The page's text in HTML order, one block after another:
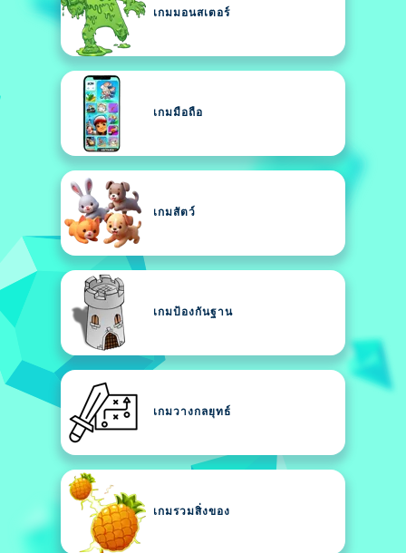
เกมมอนสเตอร์
เกมมือถือ
เกมสัตว์
เกมป้องกันฐาน
เกมวางกลยุทธ์
เกมรวมสิ่งของ